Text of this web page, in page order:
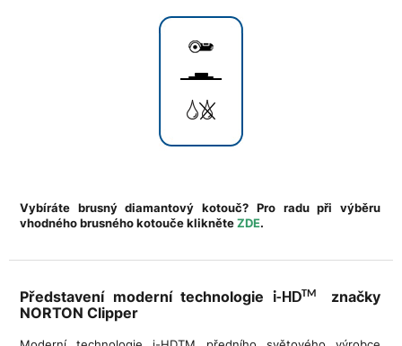
Vybíráte brusný diamantový kotouč? Pro radu při výběru
vhodného brusného kotouče klikněteZDE.
Představení moderní technologie i-HDTM značky
NORTON Clipper